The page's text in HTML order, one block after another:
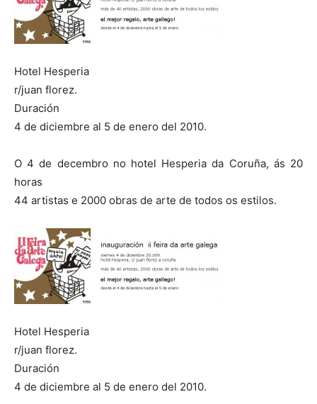
Hotel Hesperia
r/juan florez.
Duración
4 de diciembre al 5 de enero del 2010.
O 4 de decembro no hotel Hesperia da Coruña, ás 20
horas
44 artistas e 2000 obras de arte de todos os estilos.
Hotel Hesperia
r/juan florez.
Duración
4 de diciembre al 5 de enero del 2010.